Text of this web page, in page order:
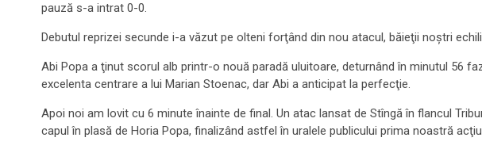
pauză s-a intrat 0-0.
Debutul reprizei secunde i-a văzut pe olteni forţând din nou atacul, băieţii noştri
Abi Popa a ţinut scorul alb printr-o nouă paradă uluitoare, deturnând în minutul 56
excelenta centrare a lui Marian Stoenac, dar Abi a anticipat la perfecţie.
Apoi noi am lovit cu 6 minute înainte de final. Un atac lansat de Stîngă în flancul
capul în plasă de Horia Popa, finalizând astfel în uralele publicului prima noastră